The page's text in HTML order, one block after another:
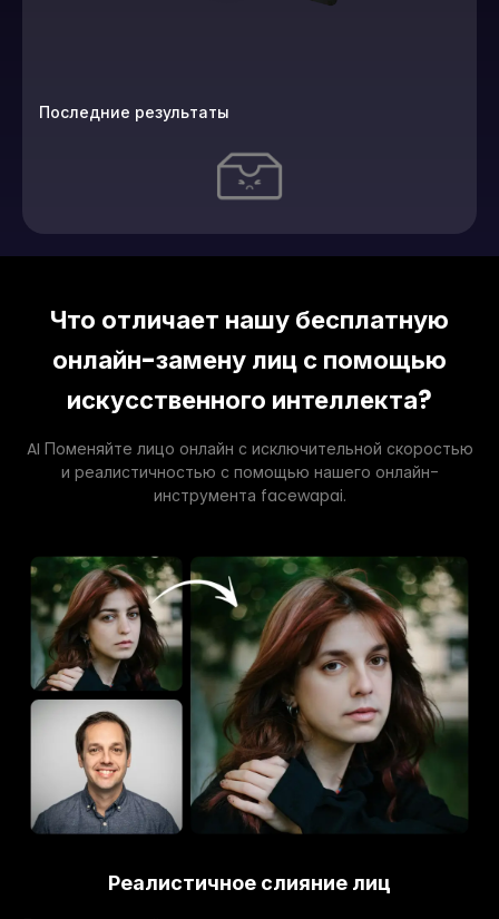
Последние результаты
Что отличает нашу бесплатную
онлайн-замену лиц с помощью
искусственного интеллекта?
AI Поменяйте лицо онлайн с исключительной скоростью
и реалистичностью с помощью нашего онлайн-
инструмента facewapai.
Реалистичное слияние лиц